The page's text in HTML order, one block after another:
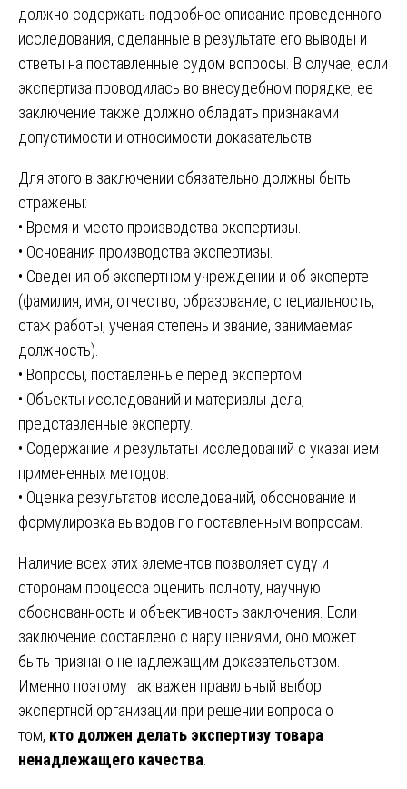
должно содержать подробное описание проведенного
исследования, сделанные в результате его выводы и
ответы на поставленные судом вопросы. В случае, если
экспертиза проводилась во внесудебном порядке, ее
заключение также должно обладать признаками
допустимости и относимости доказательств.
Для этого в заключении обязательно должны быть
отражены:
• Время и место производства экспертизы.
• Основания производства экспертизы.
• Сведения об экспертном учреждении и об эксперте
(фамилия, имя, отчество, образование, специальность,
стаж работы, ученая степень и звание, занимаемая
должность).
• Вопросы, поставленные перед экспертом.
• Объекты исследований и материалы дела,
представленные эксперту.
• Содержание и результаты исследований с указанием
примененных методов.
• Оценка результатов исследований, обоснование и
формулировка выводов по поставленным вопросам.
Наличие всех этих элементов позволяет суду и
сторонам процесса оценить полноту, научную
обоснованность и объективность заключения. Если
заключение составлено с нарушениями, оно может
быть признано ненадлежащим доказательством.
Именно поэтому так важен правильный выбор
экспертной организации при решении вопроса о
том, кто должен делать экспертизу товара
ненадлежащего качества